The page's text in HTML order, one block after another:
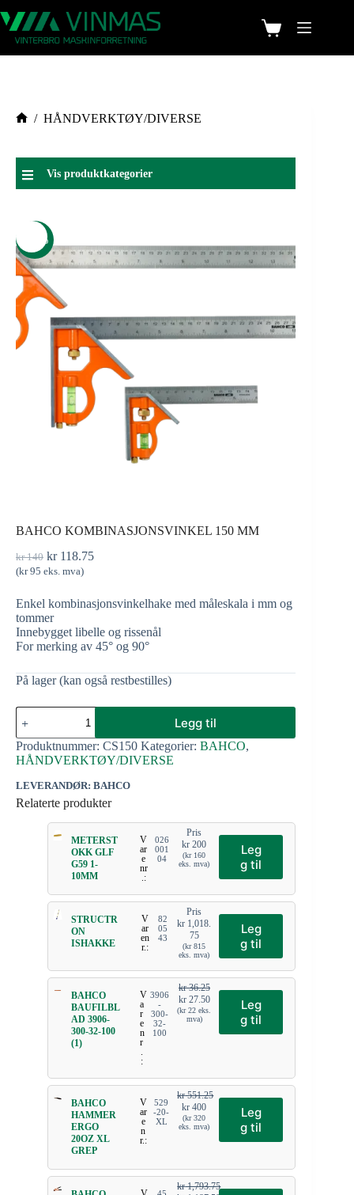
/ HÅNDVERKTØY/DIVERSE
Vis produktkategorier
-15%
BAHCO KOMBINASJONSVINKEL 150 MM
kr140 kr118.75
(kr95 eks. mva)
Enkel kombinasjonsvinkelhake med måleskala i mm og
tommer
Innebygget libelle og rissenål
For merking av 45° og 90°
På lager (kan også restbestilles)
Legg til
Produktnummer: CS150 Kategorier: BAHCO,
HÅNDVERKTØY/DIVERSE
LEVERANDØR: BAHCO
Relaterte produkter
METERST
OKK GLF
G59 1-
10MM
V
ar
e
nr
.:
026
001
04
Pris
kr 200
(kr160
eks. mva)
Leg
g til
STRUCTR
ON
ISHAKKE
V
ar
en
r.:
82
05
43
Pris
kr 1,018.
75
(kr815
eks. mva)
Leg
g til
BAHCO
BAUFILBL
AD 3906-
300-32-100
(1)
V
a
r
e
n
r
.
:
3906
-
300-
32-
100
kr36.25
kr27.50
(kr22 eks.
mva)
Leg
g til
BAHCO
HAMMER
ERGO
20OZ XL
GREP
V
ar
e
n
r.:
529
-20-
XL
kr551.25
kr 400
(kr320
eks. mva)
Leg
g til
kr1,793.75